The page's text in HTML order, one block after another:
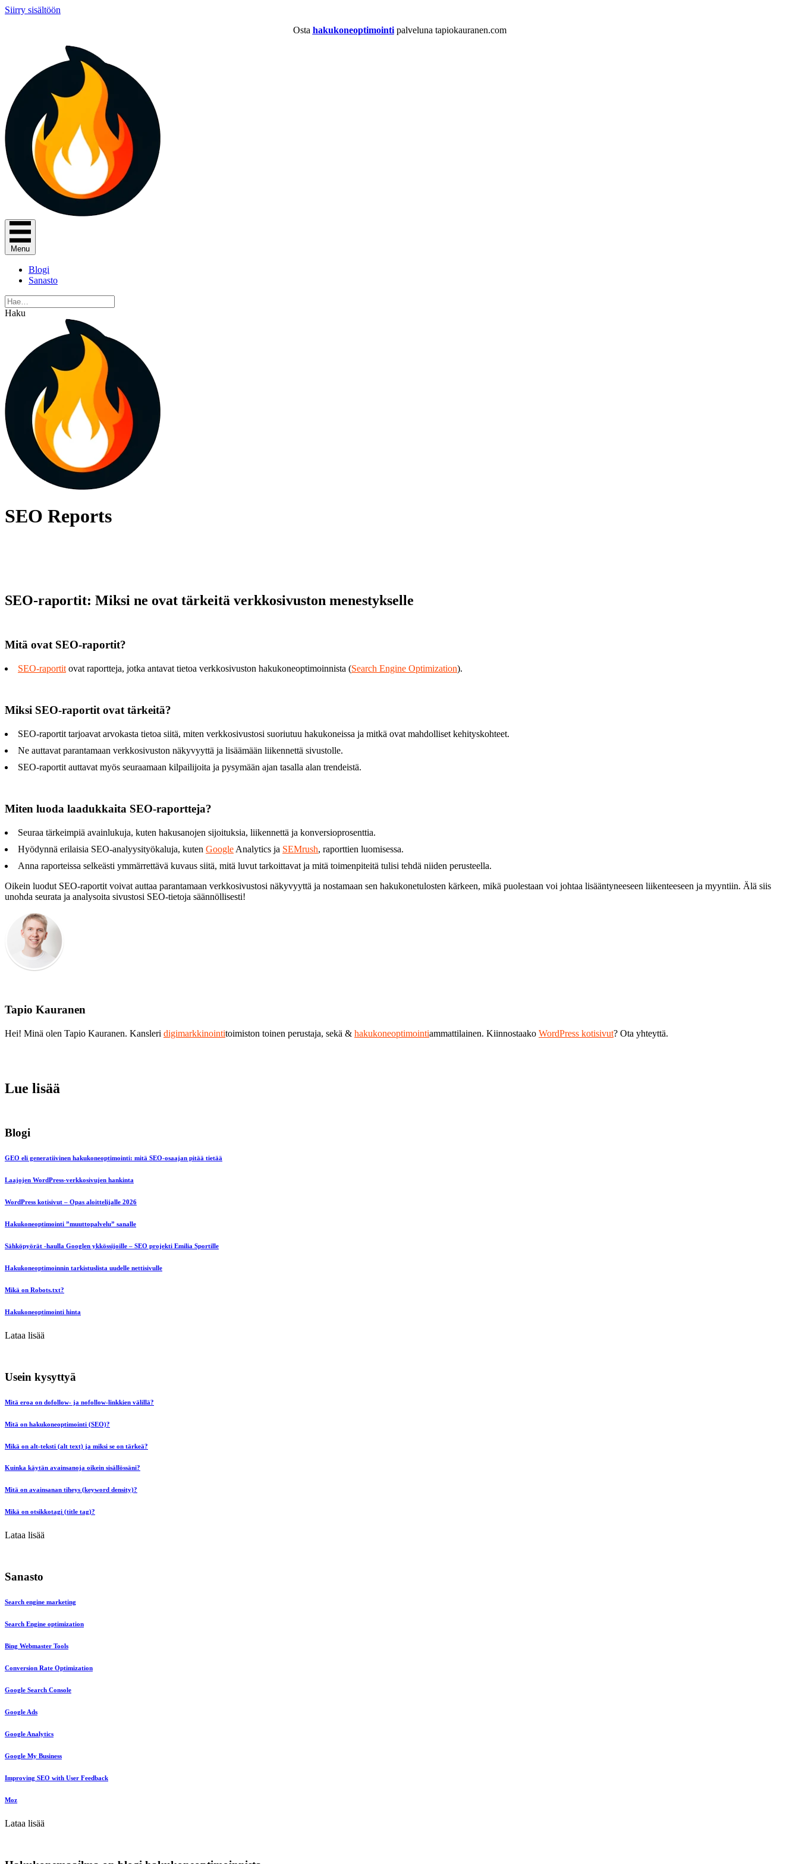
Siirry sisältöön
Osta hakukoneoptimointi palveluna tapiokauranen.com
Menu
Blogi
Sanasto
Haku
SEO Reports
SEO-raportit: Miksi ne ovat tärkeitä verkkosivuston menestykselle
Mitä ovat SEO-raportit?
SEO-raportit ovat raportteja, jotka antavat tietoa verkkosivuston hakukoneoptimoinnista (Search Engine Optimization).
Miksi SEO-raportit ovat tärkeitä?
SEO-raportit tarjoavat arvokasta tietoa siitä, miten verkkosivustosi suoriutuu hakukoneissa ja mitkä ovat mahdolliset kehityskohteet.
Ne auttavat parantamaan verkkosivuston näkyvyyttä ja lisäämään liikennettä sivustolle.
SEO-raportit auttavat myös seuraamaan kilpailijoita ja pysymään ajan tasalla alan trendeistä.
Miten luoda laadukkaita SEO-raportteja?
Seuraa tärkeimpiä avainlukuja, kuten hakusanojen sijoituksia, liikennettä ja konversioprosenttia.
Hyödynnä erilaisia SEO-analyysityökaluja, kuten Google Analytics ja SEMrush, raporttien luomisessa.
Anna raporteissa selkeästi ymmärrettävä kuvaus siitä, mitä luvut tarkoittavat ja mitä toimenpiteitä tulisi tehdä niiden perusteella.
Oikein luodut SEO-raportit voivat auttaa parantamaan verkkosivustosi näkyvyyttä ja nostamaan sen hakukonetulosten kärkeen, mikä puolestaan voi johtaa lisääntyneeseen liikenteeseen ja myyntiin. Älä siis
unohda seurata ja analysoita sivustosi SEO-tietoja säännöllisesti!
Tapio Kauranen
Hei! Minä olen Tapio Kauranen. Kansleri digimarkkinointitoimiston toinen perustaja, sekä & hakukoneoptimointiammattilainen. Kiinnostaako WordPress kotisivut? Ota yhteyttä.
Lue lisää
Blogi
GEO eli generatiivinen hakukoneoptimointi: mitä SEO-osaajan pitää tietää
Laajojen WordPress-verkkosivujen hankinta
WordPress kotisivut – Opas aloittelijalle 2026
Hakukoneoptimointi ”muuttopalvelu” sanalle
Sähköpyörät -haulla Googlen ykkössijoille – SEO projekti Emilia Sportille
Hakukoneoptimoinnin tarkistuslista uudelle nettisivulle
Mikä on Robots.txt?
Hakukoneoptimointi hinta
Lataa lisää
Usein kysyttyä
Mitä eroa on dofollow- ja nofollow-linkkien välillä?
Mitä on hakukoneoptimointi (SEO)?
Mikä on alt-teksti (alt text) ja miksi se on tärkeä?
Kuinka käytän avainsanoja oikein sisällössäni?
Mitä on avainsanan tiheys (keyword density)?
Mikä on otsikkotagi (title tag)?
Lataa lisää
Sanasto
Search engine marketing
Search Engine optimization
Bing Webmaster Tools
Conversion Rate Optimization
Google Search Console
Google Ads
Google Analytics
Google My Business
Improving SEO with User Feedback
Moz
Lataa lisää